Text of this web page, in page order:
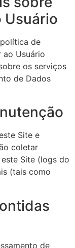
Usuário
de
ao Usuário
os serviços
de Dados
Site e
coletar
Site (logs do
(tais como
de